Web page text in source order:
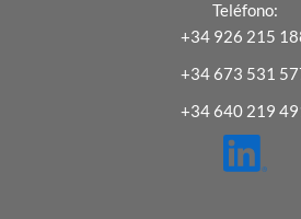
Teléfono:
+34 926 215
+34 673 531
+34 640 219